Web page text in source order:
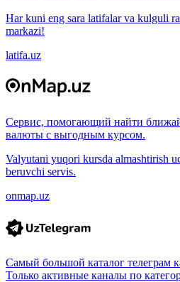
Har kuni eng sara latifalar va kulguli
markazi!
latifa.uz
Сервис, помогающий найти
валюты с выгодным курсом.
Valyutani yuqori kursda almashtirish
beruvchi servis.
onmap.uz
Самый большой каталог телеграм
Только активные каналы по